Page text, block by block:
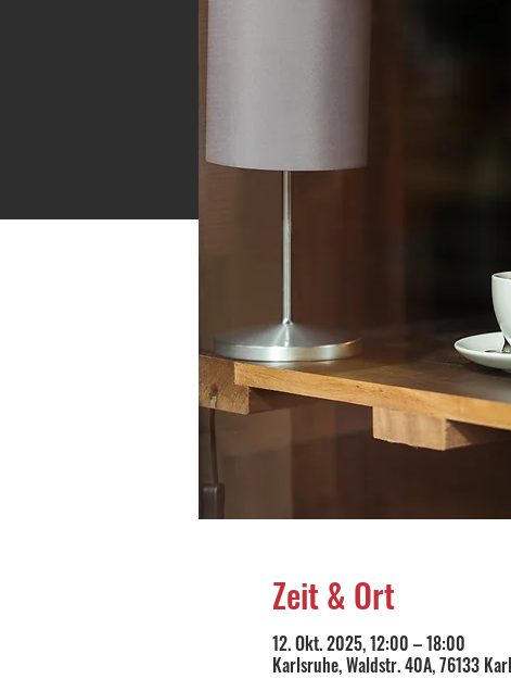
Zeit & Ort
12. Okt. 2025, 12:00 – 18:00
Karlsruhe, Waldstr. 40A, 76133